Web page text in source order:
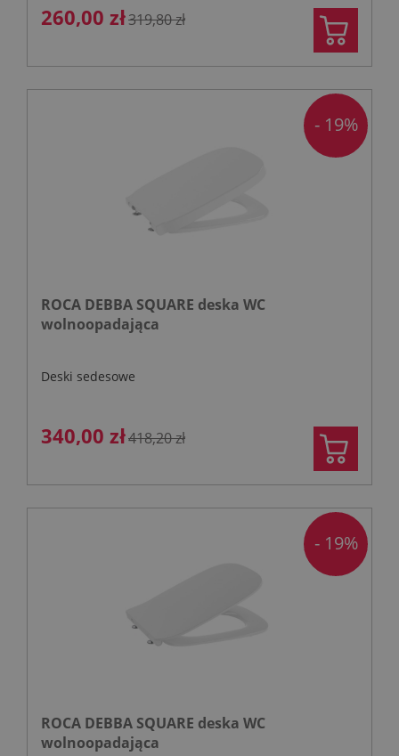
260,00 zł319,80 zł
ROCA DEBBA SQUARE deska WC
wolnoopadająca
Deski sedesowe
340,00 zł418,20 zł
- 19%
ROCA DEBBA SQUARE deska WC
wolnoopadająca
- 19%